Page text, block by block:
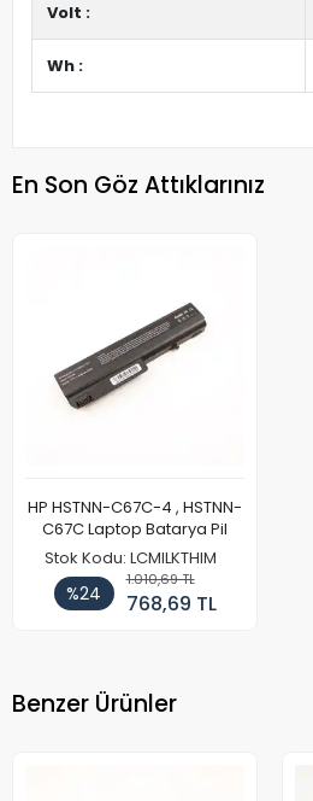
Volt :
Wh :
En Son Göz Attıklarınız
HP HSTNN-C67C-4 , HSTNN-
C67C Laptop Batarya Pil
Stok Kodu: LCMILKTHIM
%24
1.010,69 TL
768,69 TL
Benzer Ürünler